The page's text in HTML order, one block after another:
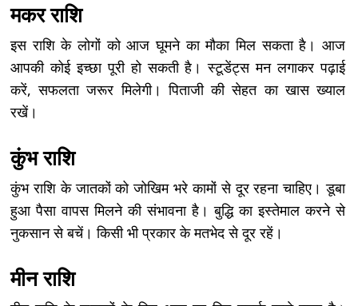
मकर राशि
इस राशि के लोगों को आज घूमने का मौका मिल सकता है। आज
आपकी कोई इच्छा पूरी हो सकती है। स्टूडेंट्स मन लगाकर पढ़ाई
करें, सफलता जरूर मिलेगी। पिताजी की सेहत का खास ख्याल
रखें।
कुंभ राशि
कुंभ राशि के जातकों को जोखिम भरे कामों से दूर रहना चाहिए। डूबा
हुआ पैसा वापस मिलने की संभावना है। बुद्धि का इस्तेमाल करने से
नुकसान से बचें। किसी भी प्रकार के मतभेद से दूर रहें।
मीन राशि